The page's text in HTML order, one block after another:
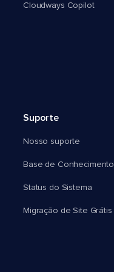
Cloudways Copilot
Suporte
Nosso suporte
Base de Conhecimento
Status do Sistema
Migração de Site Grátis